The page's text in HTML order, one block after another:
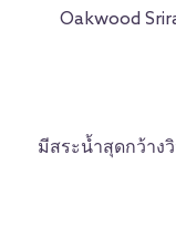
Oakwood
มีสระน้ำสุดกว้าง